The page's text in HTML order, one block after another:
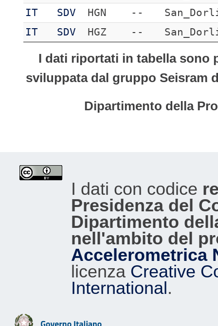
IT
SDV HGN --
IT
SDV HGZ --
I dati riportati in tabella sono
sviluppata dal gruppo Seisram
Dipartimento della
I dati con codice
Presidenza del
Dipartimento
nell'ambito del
Accelerometrica
licenza Creative
International.